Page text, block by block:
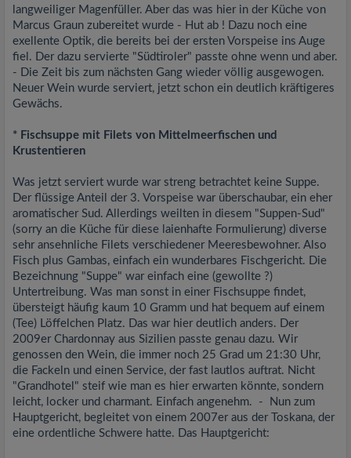
langweiliger Magenfüller. Aber das was hier in der Küche von
Marcus Graun zubereitet wurde - Hut ab ! Dazu noch eine
exellente Optik, die bereits bei der ersten Vorspeise ins Auge
fiel. Der dazu servierte "Südtiroler" passte ohne wenn und aber.
- Die Zeit bis zum nächsten Gang wieder völlig ausgewogen.
Neuer Wein wurde serviert, jetzt schon ein deutlich kräftigeres
Gewächs.
* Fischsuppe mit Filets von Mittelmeerfischen und
Krustentieren
Was jetzt serviert wurde war streng betrachtet keine Suppe.
Der flüssige Anteil der 3. Vorspeise war überschaubar, ein eher
aromatischer Sud. Allerdings weilten in diesem "Suppen-Sud"
(sorry an die Küche für diese laienhafte Formulierung) diverse
sehr ansehnliche Filets verschiedener Meeresbewohner. Also
Fisch plus Gambas, einfach ein wunderbares Fischgericht. Die
Bezeichnung "Suppe" war einfach eine (gewollte ?)
Untertreibung. Was man sonst in einer Fischsuppe findet,
übersteigt häufig kaum 10 Gramm und hat bequem auf einem
(Tee) Löffelchen Platz. Das war hier deutlich anders. Der
2009er Chardonnay aus Sizilien passte genau dazu. Wir
genossen den Wein, die immer noch 25 Grad um 21:30 Uhr,
die Fackeln und einen Service, der fast lautlos auftrat. Nicht
"Grandhotel" steif wie man es hier erwarten könnte, sondern
leicht, locker und charmant. Einfach angenehm. - Nun zum
Hauptgericht, begleitet von einem 2007er aus der Toskana, der
eine ordentliche Schwere hatte. Das Hauptgericht: